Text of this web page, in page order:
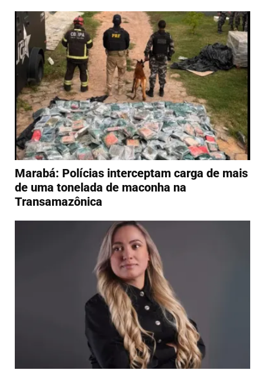
Marabá: Polícias interceptam carga de mais
de uma tonelada de maconha na
Transamazônica